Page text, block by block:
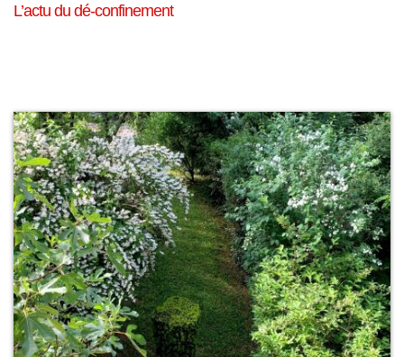
L’actu du dé-confinement